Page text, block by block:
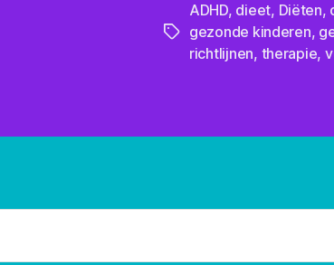
Tags
ADHD, dieet, Diëten,
gezonde kinderen,
richtlijnen, therapie,